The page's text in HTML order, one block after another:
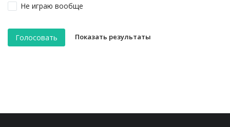
Не играю вообще
Голосовать Показать результаты